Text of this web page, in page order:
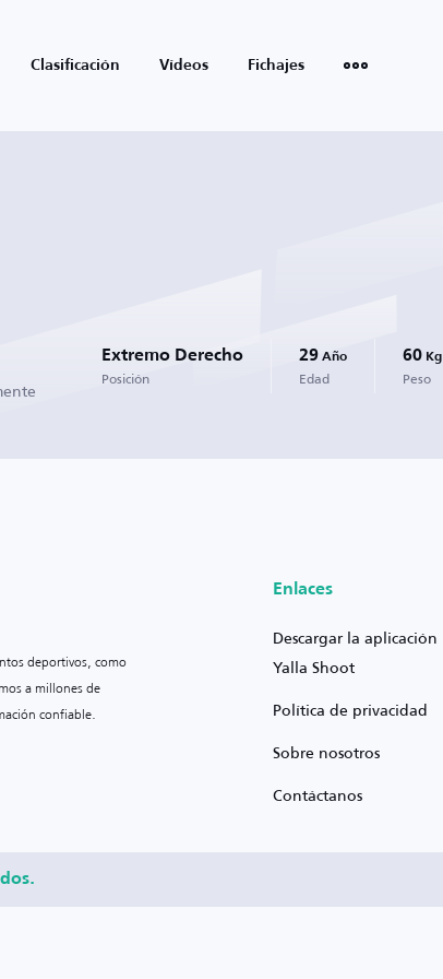
Clasificación Vídeos Fichajes
Extremo Derecho
Posición
29 Año
Edad
60 Kg
Peso
deportivos, como
a millones de
confiable.
Enlaces
Descargar la aplicación
Yalla Shoot
Política de privacidad
Sobre nosotros
Contáctanos